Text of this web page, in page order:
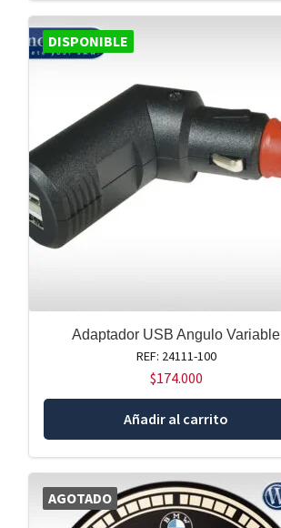
DISPONIBLE
Adaptador USB Angulo Variable
REF: 24111-100
$174.000
Añadir al carrito
AGOTADO